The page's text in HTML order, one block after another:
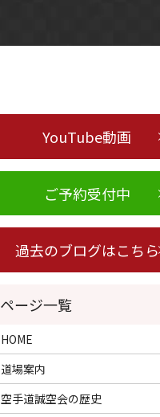
YouTube動画
ご予約受付中
過去のブログはこちら
HOME
道場案内
空手道誠空会の歴史